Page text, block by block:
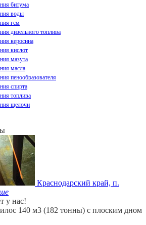
битума
воды
гсм
дизельного топлива
керосина
кислот
мазута
масла
пенообразователя
спирта
топлива
щелочи
Краснодарский край, п.
у нас!
140 м3 (182 тонны) с плоским дном